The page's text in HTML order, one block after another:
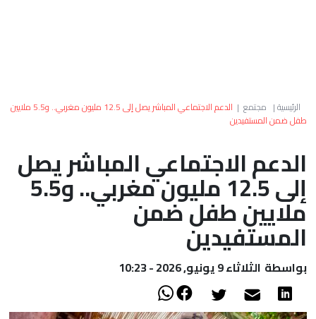
العالم
الصحراء
الرئيسية| مجتمع |
الدعم الاجتماعي المباشر يصل إلى 12.5 مليون مغربي.. و5.5 ملايين
طفل ضمن المستفيدين
الدعم الاجتماعي المباشر يصل
إلى 12.5 مليون مغربي.. و5.5
ملايين طفل ضمن
المستفيدين
بواسطة الثلاثاء 9 يونيو, 2026 - 10:23